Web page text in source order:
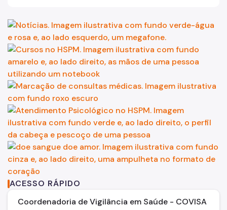
ACESSO RÁPIDO
Coordenadoria de Vigilância em Saúde - COVISA